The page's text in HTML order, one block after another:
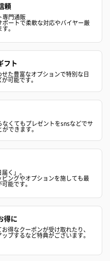
頼
専門通販
ートで柔軟な対応やバイヤー厳
。
フト
た豊富なオプションで特別な日
可能です。
なくてもプレゼントをsnsなどでサ
できます。
く」。
ングやオプションを施しても最
能です。
得に
得なクーポンが受け取れたり、
プするなど特典がございます。